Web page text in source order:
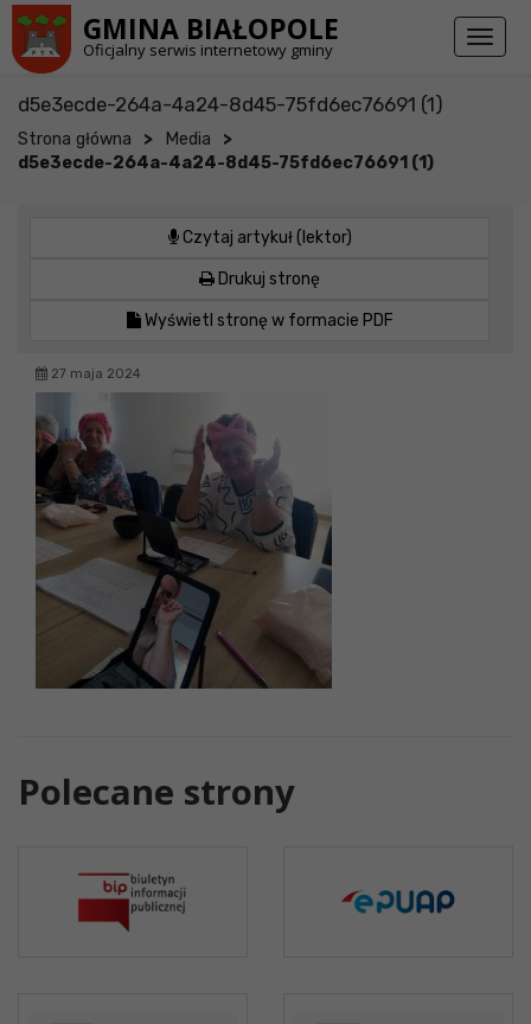
GMINA BIAŁOPOLE
Oficjalny serwis internetowy gminy
Toggle
d5e3ecde-264a-4a24-8d45-75fd6ec76691 (1)
Strona główna > Media >
d5e3ecde-264a-4a24-8d45-75fd6ec76691 (1)
Czytaj artykuł (lektor)
Drukuj stronę
Wyświetl stronę w formacie PDF
27 maja 2024
Polecane strony